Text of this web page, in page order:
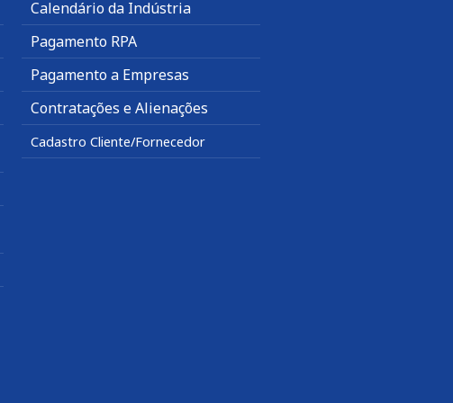
Calendário da Indústria
Pagamento RPA
Pagamento a Empresas
Contratações e Alienações
Cadastro Cliente/Fornecedor